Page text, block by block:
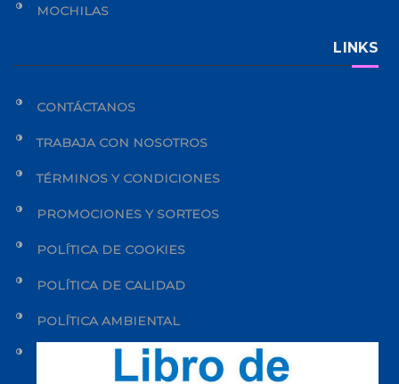
MOCHILAS
LINKS
CONTÁCTANOS
TRABAJA CON NOSOTROS
TÉRMINOS Y CONDICIONES
PROMOCIONES Y SORTEOS
POLÍTICA DE COOKIES
POLÍTICA DE CALIDAD
POLÍTICA AMBIENTAL